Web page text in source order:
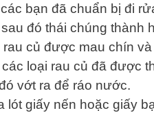
bạn đã chuẩn bị đi
đó thái chúng thành
củ được mau chín và
loại rau củ đã được
vớt ra để ráo nước.
lót giấy nến hoặc giấy